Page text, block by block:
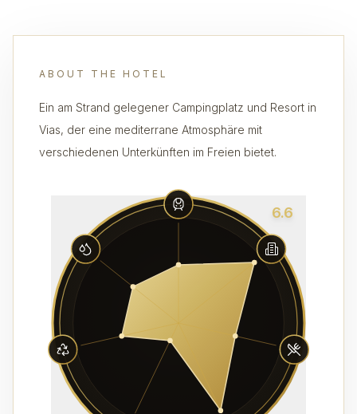
ABOUT THE HOTEL
Ein am Strand gelegener Campingplatz und Resort in
Vias, der eine mediterrane Atmosphäre mit
verschiedenen Unterkünften im Freien bietet.
6.6